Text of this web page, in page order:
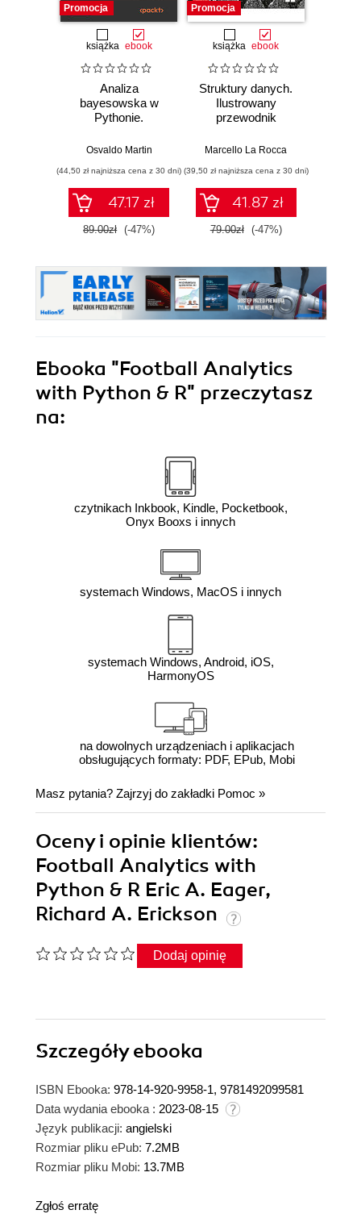
Promocja
książka ebook
Analiza
bayesowska w
Pythonie.
przewodnik po
probabilistycznym.
Wydanie III
Osvaldo Martin
(44,50 zł najniższa cena z 30 dni)
47.17 zł
89.00zł (-47%)
Promocja
książka ebook
Struktury danych.
Ilustrowany
przewodnik
Marcello La Rocca
(39,50 zł najniższa cena z 30 dni)
41.87 zł
79.00zł (-47%)
Ebooka "Football Analytics
with Python & R" przeczytasz
na:
czytnikach Inkbook, Kindle, Pocketbook,
Onyx Booxs i innych
systemach Windows, MacOS i innych
systemach Windows, Android, iOS,
HarmonyOS
na dowolnych urządzeniach i aplikacjach
obsługujących formaty: PDF, EPub, Mobi
Masz pytania? Zajrzyj do zakładki Pomoc »
Oceny i opinie klientów:
Football Analytics with
Python & R Eric A. Eager,
Richard A. Erickson
Dodaj opinię
Szczegółyebooka
ISBN Ebooka: 978-14-920-9958-1, 9781492099581
Data wydania ebooka : 2023-08-15
Język publikacji: angielski
Rozmiar pliku ePub: 7.2MB
Rozmiar pliku Mobi: 13.7MB
Zgłoś erratę